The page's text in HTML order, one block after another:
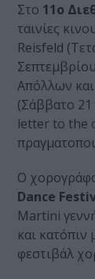
Στο 11ο
ταινίες
Reisfeld
Απόλλων
(Σάββατο 21
letter to the
Ο
Dance
Martini
και
φεστιβάλ